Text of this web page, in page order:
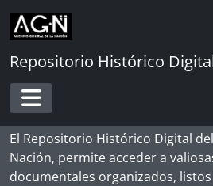
Skip to main content
Repositorio Histórico
Toggle navigation
El Repositorio Histórico Digital
Nación, permite acceder a
documentales organizados,